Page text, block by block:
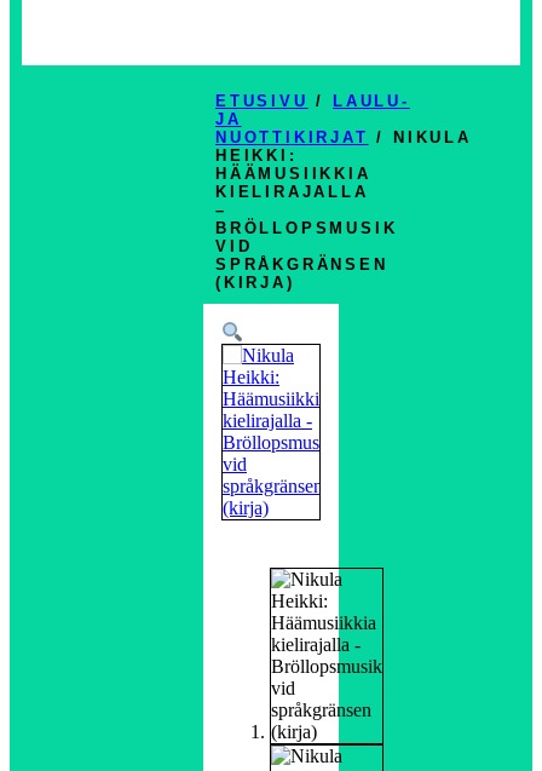
ETUSIVU /LAULU-
JA
NUOTTIKIRJAT / NIKULA
HEIKKI:
HÄÄMUSIIKKIA
KIELIRAJALLA
–
BRÖLLOPSMUSIK
VID
SPRÅKGRÄNSEN
(KIRJA)